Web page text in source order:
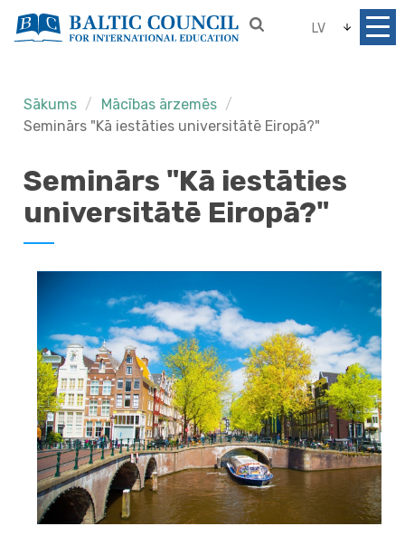
LV
Sākums
Mācības ārzemēs
Seminārs "Kā iestāties universitātē Eiropā?"
Seminārs "Kā iestāties
universitātē Eiropā?"